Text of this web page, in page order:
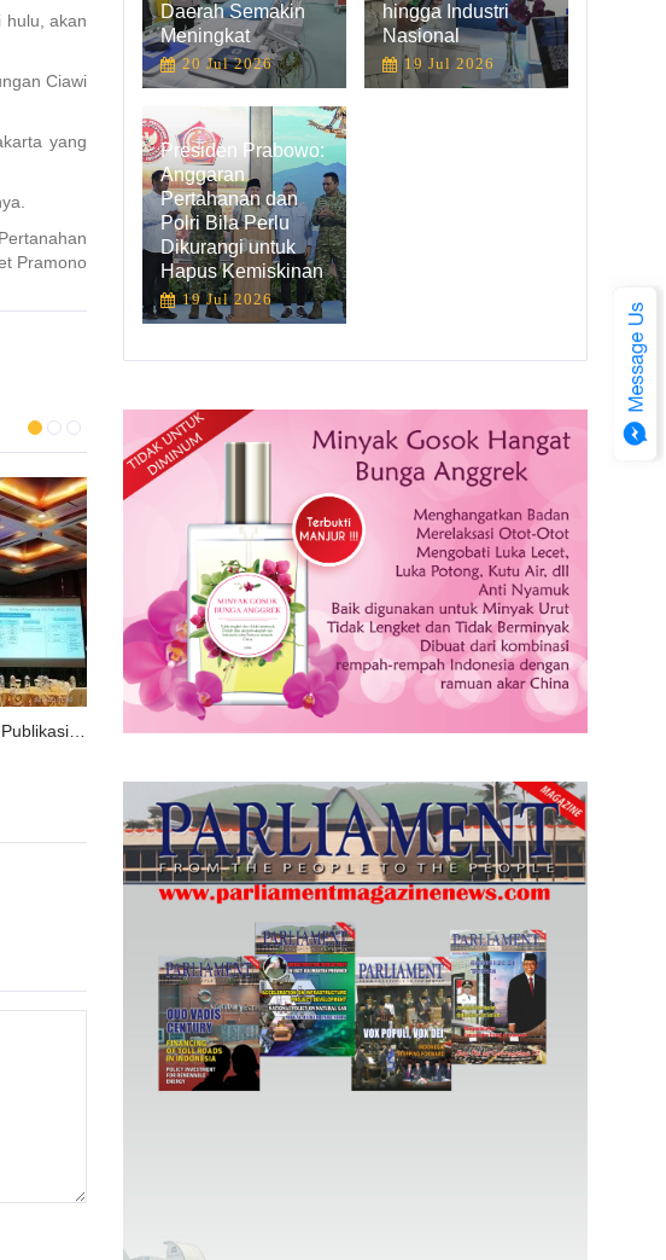
hulu, akan
Ciawi
yang
Pramono
Presiden Mimpikan Ada Strategi Kebudayaan
Daerah Semakin
Meningkat
20 Jul 2026
hingga Industri
Nasional
19 Jul 2026
Presiden Prabowo:
Anggaran
Pertahanan dan
Polri Bila Perlu
Dikurangi untuk
Hapus Kemiskinan
19 Jul 2026